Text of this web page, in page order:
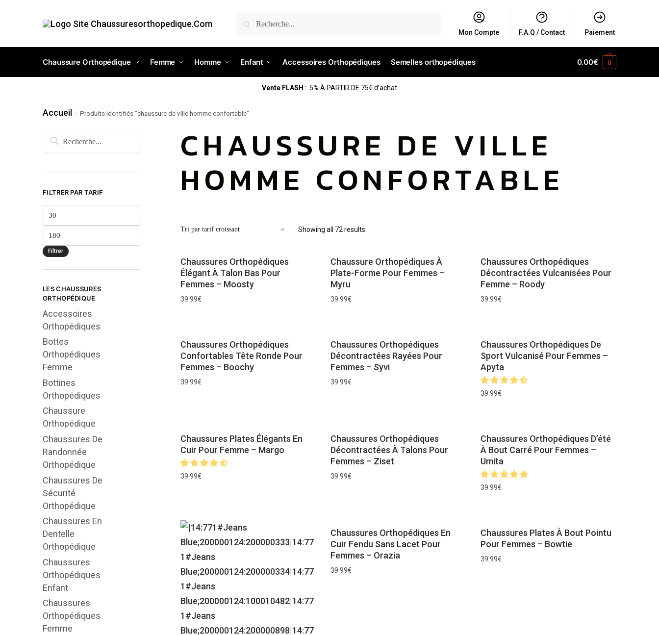
Recherche Mon Compte F.A.Q / Contact Paiement
Chaussure Orthopédique Femme Homme Enfant Accessoires Orthopédiques Semelles orthopédiques 0.00€ 0
Vente FLASH : 5% À PARTIR DE 75€ d’achat
Accueil / Produits identifiés “chaussure de ville homme confortable”
CHAUSSURE DE VILLE
HOMME CONFORTABLE
Showing all 72 results
Chaussures Orthopédiques
Élégant À Talon Bas Pour
Femmes – Moosty
39.99€
Chaussure Orthopédiques À
Plate-Forme Pour Femmes –
Myru
39.99€
Chaussures Orthopédiques
Décontractées Vulcanisées Pour
Femme – Roody
39.99€
Chaussures Orthopédiques
Confortables Tête Ronde Pour
Femmes – Boochy
39.99€
Chaussures Orthopédiques
Décontractées Rayées Pour
Femmes – Syvi
39.99€
Chaussures Orthopédiques De
Sport Vulcanisé Pour Femmes –
Apyta
39.99€
Chaussures Plates Élégants En
Cuir Pour Femme – Margo
39.99€
Chaussures Orthopédiques
Décontractées À Talons Pour
Femmes – Ziset
39.99€
Chaussures Orthopédiques D’été
À Bout Carré Pour Femmes –
Umita
39.99€
Chaussures Orthopédiques En
Cuir Fendu Sans Lacet Pour
Femmes – Orazia
39.99€
Chaussures Plates À Bout Pointu
Pour Femmes – Bowtie
39.99€
FILTRER PAR TARIF
Filtrer
LES CHAUSSURES
ORTHOPÉDIQUE
Accessoires
Orthopédiques
Bottes
Orthopédiques
Femme
Bottines
Orthopédiques
Chaussure
Orthopédique
Chaussures De
Randonnée
Orthopédique
Chaussures De
Sécurité
Orthopédique
Chaussures En
Dentelle
Orthopédique
Chaussures
Orthopédiques
Enfant
Chaussures
Orthopédiques
Femme